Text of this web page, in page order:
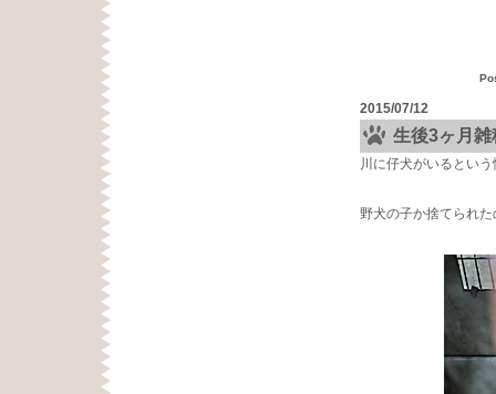
2015/07/12
生後3ヶ月
川に仔犬がいるとい
野犬の子か捨てられ